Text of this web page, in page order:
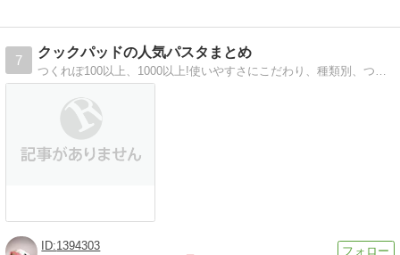
7
クックパッドの人気パスタまとめ
1394303